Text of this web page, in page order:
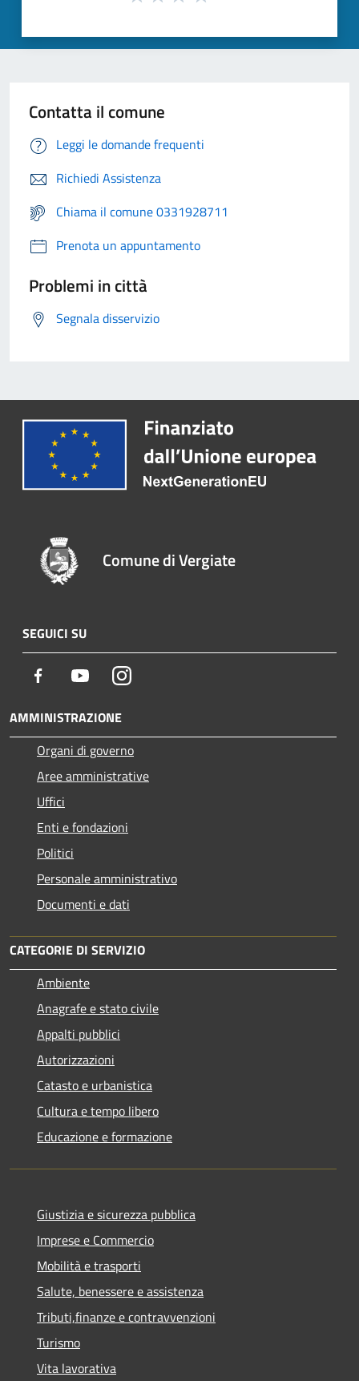
Contatta il comune
Leggi le domande frequenti
Richiedi Assistenza
Chiama il comune 0331928711
Prenota un appuntamento
Problemi in città
Segnala disservizio
Comune di Vergiate
SEGUICI SU
Facebook YoutubeInstagram
AMMINISTRAZIONE
Organi di governo
Aree amministrative
Uffici
Enti e fondazioni
Politici
Personale amministrativo
Documenti e dati
CATEGORIE DI SERVIZIO
Ambiente
Anagrafe e stato civile
Appalti pubblici
Autorizzazioni
Catasto e urbanistica
Cultura e tempo libero
Educazione e formazione
Giustizia e sicurezza pubblica
Imprese e Commercio
Mobilità e trasporti
Salute, benessere e assistenza
Tributi,finanze e contravvenzioni
Turismo
Vita lavorativa